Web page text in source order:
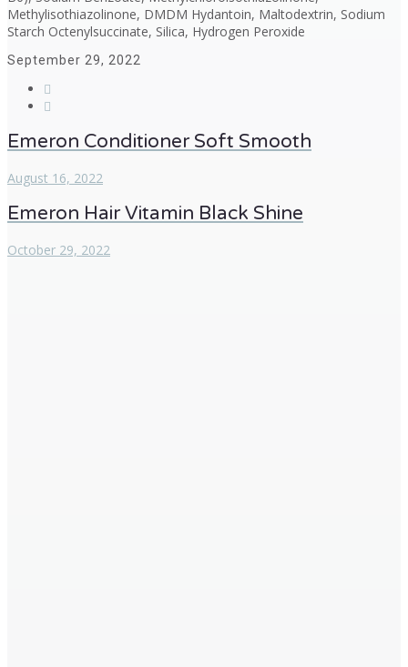
Methylisothiazolinone, DMDM Hydantoin, Maltodextrin, Sodium
Starch Octenylsuccinate, Silica, Hydrogen Peroxide
September 29, 2022
Emeron Conditioner Soft Smooth
August 16, 2022
Emeron Hair Vitamin Black Shine
October 29, 2022